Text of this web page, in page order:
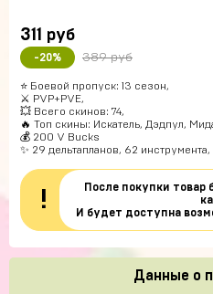
311 руб
-20% 389 руб
⭐️ Боевой пропуск: 13 сезон,
⚔️ PVP+PVE,
💥 Всего скинов: 74,
🔥 Топ скины: Искатель, Дэдпул,
💰 200 V Bucks
✨ 29 дельтапланов, 62
!
После покупки товар
И будет доступна
Данные о